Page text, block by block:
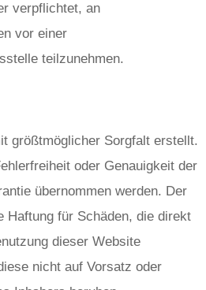
verpflichtet, an
vor einer
teilzunehmen.
größtmöglicher Sorgfalt erstellt.
oder Genauigkeit der
übernommen werden. Der
Haftung für Schäden, die direkt
dieser Website
nicht auf Vorsatz oder